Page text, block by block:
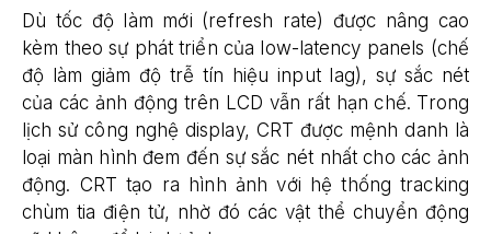
Dù tốc độ làm mới (refresh rate) được nâng cao
kèm theo sự phát triển của low-latency panels (chế
độ làm giảm độ trễ tín hiệu input lag), sự sắc nét
của các ảnh động trên LCD vẫn rất hạn chế. Trong
lịch sử công nghệ display, CRT được mệnh danh là
loại màn hình đem đến sự sắc nét nhất cho các ảnh
động. CRT tạo ra hình ảnh với hệ thống tracking
chùm tia điện tử, nhờ đó các vật thể chuyển động